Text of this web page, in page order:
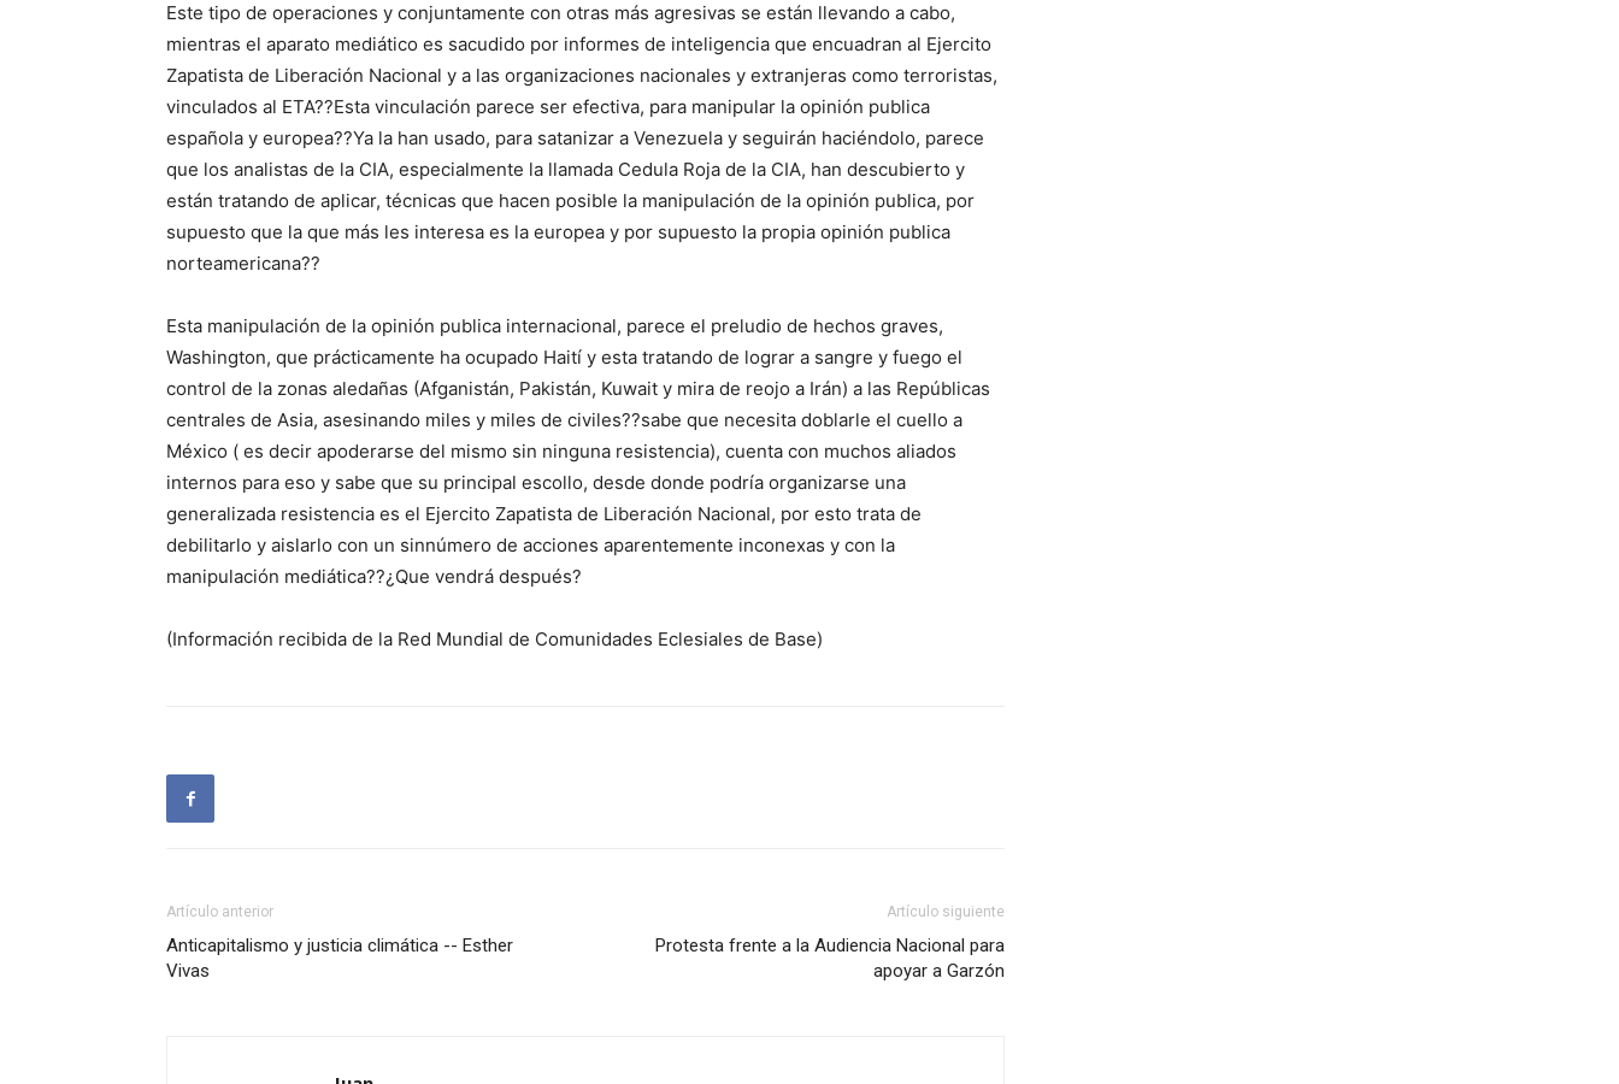
Este tipo de operaciones y conjuntamente con otras más agresivas se están llevando a cabo,
mientras el aparato mediático es sacudido por informes de inteligencia que encuadran al Ejercito
Zapatista de Liberación Nacional y a las organizaciones nacionales y extranjeras como terroristas,
vinculados al ETA??Esta vinculación parece ser efectiva, para manipular la opinión publica
española y europea??Ya la han usado, para satanizar a Venezuela y seguirán haciéndolo, parece
que los analistas de la CIA, especialmente la llamada Cedula Roja de la CIA, han descubierto y
están tratando de aplicar, técnicas que hacen posible la manipulación de la opinión publica, por
supuesto que la que más les interesa es la europea y por supuesto la propia opinión publica
norteamericana??
Esta manipulación de la opinión publica internacional, parece el preludio de hechos graves,
Washington, que prácticamente ha ocupado Haití y esta tratando de lograr a sangre y fuego el
control de la zonas aledañas (Afganistán, Pakistán, Kuwait y mira de reojo a Irán) a las Repúblicas
centrales de Asia, asesinando miles y miles de civiles??sabe que necesita doblarle el cuello a
México ( es decir apoderarse del mismo sin ninguna resistencia), cuenta con muchos aliados
internos para eso y sabe que su principal escollo, desde donde podría organizarse una
generalizada resistencia es el Ejercito Zapatista de Liberación Nacional, por esto trata de
debilitarlo y aislarlo con un sinnúmero de acciones aparentemente inconexas y con la
manipulación mediática??¿Que vendrá después?
(Información recibida de la Red Mundial de Comunidades Eclesiales de Base)
Artículo anterior
Anticapitalismo y justicia climática -- Esther
Vivas
Artículo siguiente
Protesta frente a la Audiencia Nacional para
apoyar a Garzón